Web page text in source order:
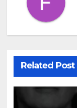
Related Post